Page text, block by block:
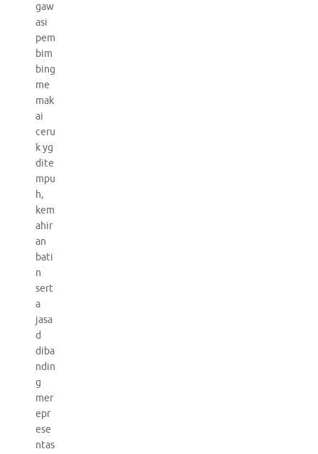
gaw
asi
pem
bim
bing
me
mak
ai
ceru
k yg
dite
mpu
h,
kem
ahir
an
bati
n
sert
a
jasa
d
diba
ndin
g
mer
epr
ese
ntas